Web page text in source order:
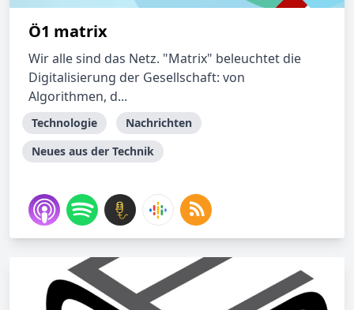
Ö1 matrix
Wir alle sind das Netz. "Matrix" beleuchtet die
Digitalisierung der Gesellschaft: von
Algorithmen, d...
Technologie
Nachrichten
Neues aus der Technik